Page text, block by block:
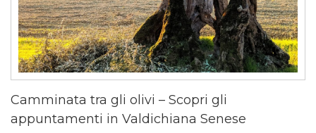
Camminata tra gli olivi – Scopri gli
appuntamenti in Valdichiana Senese